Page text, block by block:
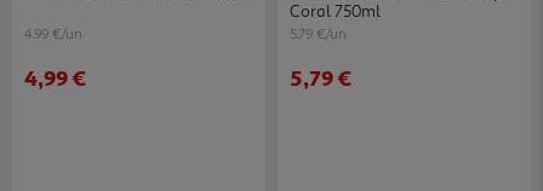
4.99 €/un
4,99 €
Coral 750ml
5.79 €/un
5,79 €